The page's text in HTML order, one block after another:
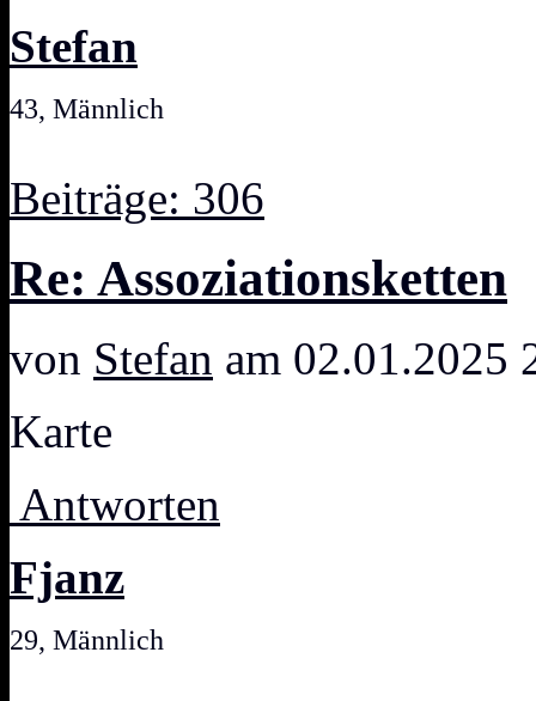
Stefan
43, Männlich
Beiträge: 306
Re: Assoziationsketten
von Stefan am 02.01.2025
Karte
Antworten
Fjanz
29, Männlich